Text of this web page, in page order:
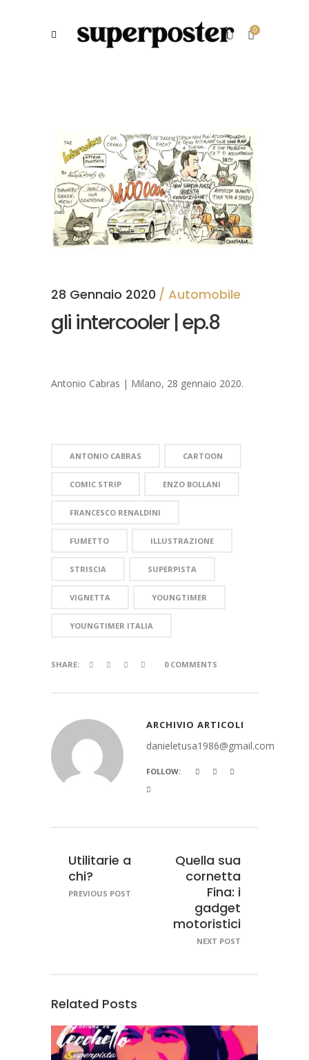
0
28 Gennaio 2020 Automobile
gli intercooler | ep.8
Antonio Cabras | Milano, 28 gennaio 2020.
ANTONIO CABRAS CARTOON
COMIC STRIP ENZO BOLLANI
FRANCESCO RENALDINI
FUMETTO ILLUSTRAZIONE
STRISCIA SUPERPISTA
VIGNETTA YOUNGTIMER
YOUNGTIMER ITALIA
SHARE: 0 COMMENTS
ARCHIVIO ARTICOLI
danieletusa1986@gmail.com
FOLLOW:
Utilitarie a
chi?
PREVIOUS POST
Quella sua
cornetta
Fina: i
gadget
motoristici
NEXT POST
Related Posts